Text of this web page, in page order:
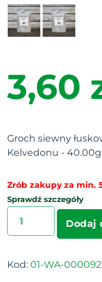
3,60
Groch siewny
Kelvedonu - 40.00g
Zrób zakupy za min.
Sprawdź szczegóły
Dodaj
Kod: 01-WA-